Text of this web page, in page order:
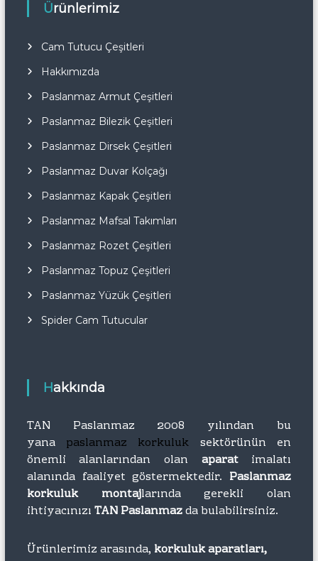
Ürünlerimiz
Cam Tutucu Çeşitleri
Hakkımızda
Paslanmaz Armut Çeşitleri
Paslanmaz Bilezik Çeşitleri
Paslanmaz Dirsek Çeşitleri
Paslanmaz Duvar Kolçağı
Paslanmaz Kapak Çeşitleri
Paslanmaz Mafsal Takımları
Paslanmaz Rozet Çeşitleri
Paslanmaz Topuz Çeşitleri
Paslanmaz Yüzük Çeşitleri
Spider Cam Tutucular
Hakkında
TAN Paslanmaz 2008 yılından bu
yana paslanmaz korkuluk sektörünün en
önemli alanlarından olan aparatimalatı
alanında faaliyet göstermektedir. Paslanmaz
korkuluk montajlarında gerekli olan
ihtiyacınızıTAN Paslanmazda bulabilirsiniz.
Ürünlerimiz arasında, korkuluk aparatları,